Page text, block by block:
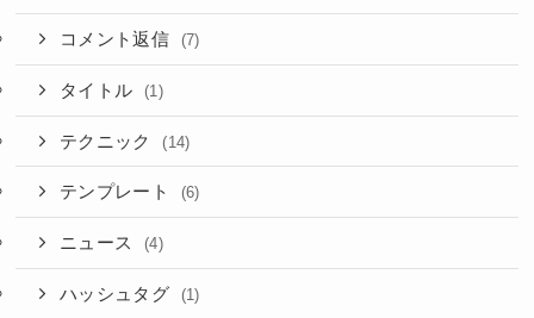
コメント返信 (7)
タイトル (1)
テクニック (14)
テンプレート (6)
ニュース (4)
ハッシュタグ (1)